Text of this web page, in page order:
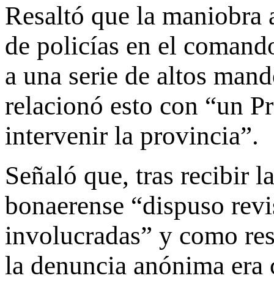
Resaltó que la maniobra
de policías en el
a una serie de altos
relacionó esto con “un
intervenir la provincia”.
Señaló que, tras recibir
bonaerense “dispuso
involucradas” y como
la denuncia anónima